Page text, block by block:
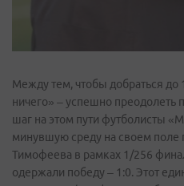
Между тем, чтобы добраться до
ничего» – успешно преодолеть
шаг на этом пути футболисты
минувшую среду на своем поле
Тимофеева в рамках 1/256
одержали победу – 1:0. Этот